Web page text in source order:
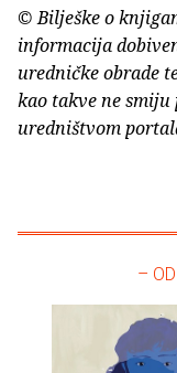
© Bilješke o
informacija
uredničke obrade
kao takve ne smiju
uredništvom
–